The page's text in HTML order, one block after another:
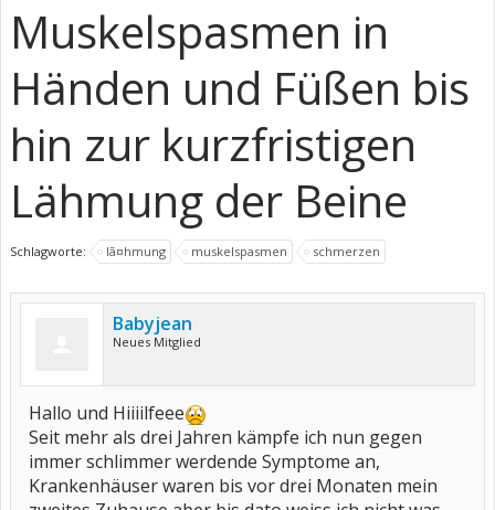
Muskelspasmen in
Händen und Füßen bis
hin zur kurzfristigen
Lähmung der Beine
Schlagworte: lã¤hmung muskelspasmen schmerzen
Babyjean
Neues Mitglied
Hallo und Hiiiilfeee
Seit mehr als drei Jahren kämpfe ich nun gegen
immer schlimmer werdende Symptome an,
Krankenhäuser waren bis vor drei Monaten mein